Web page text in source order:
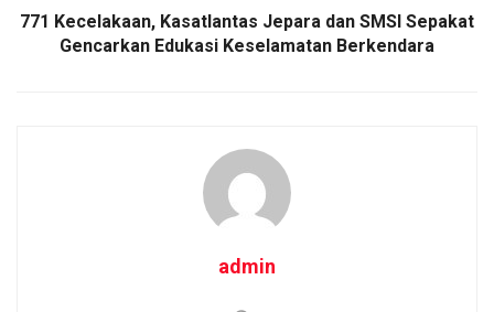
771 Kecelakaan, Kasatlantas Jepara dan SMSI Sepakat
Gencarkan Edukasi Keselamatan Berkendara
admin